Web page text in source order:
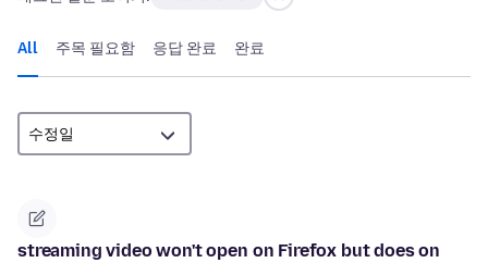
All 주목 필요함 응답 완료 완료
streaming video won't open on Firefox but does on